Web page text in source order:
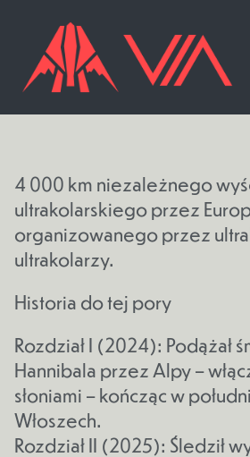
4 000 km niezależnego
ultrakolarskiego przez
organizowanego przez
ultrakolarzy.
Historia do tej pory
Rozdział I (2024): Podążał
Hannibala przez Alpy –
słoniami – kończąc w
Włoszech.
Rozdział II (2025): Śledził